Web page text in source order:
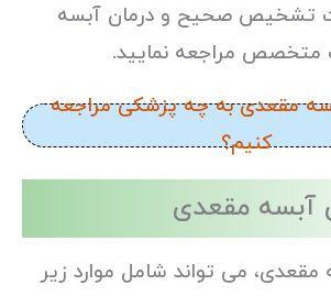
تشخیص صحیح و درمان آبسه
مراجعه نمایید.
مقعدی به چه پزشکی مراجعه
کنیم؟
آبسه مقعدی
می تواند شامل موارد زیر